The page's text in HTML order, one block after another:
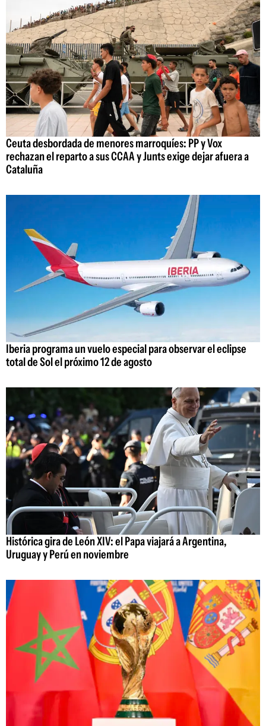
Ceuta desbordada de menores marroquíes: PP y Vox
rechazan el reparto a sus CCAA y Junts exige dejar afuera a
Cataluña
Iberia programa un vuelo especial para observar el eclipse
total de Sol el próximo 12 de agosto
Histórica gira de León XIV: el Papa viajará a Argentina,
Uruguay y Perú en noviembre